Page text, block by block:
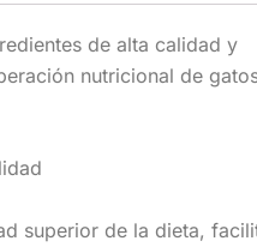
de alta calidad y
nutricional de
superior de la dieta,